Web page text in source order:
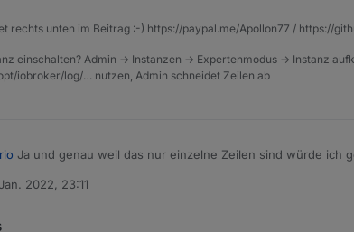
rechts unten im Beitrag :-) https://paypal.me/Apollon77 / https://
einschalten? Admin -> Instanzen -> Expertenmodus -> Instanz
iobroker/log/… nutzen, Admin schneidet Zeilen ab
Ja und genau weil das nur einzelne Zeilen sind würde ich
es immer wenn einzelne Logzeilen aus dem
Ausgaben bitte (Das gehen wohl eher an den
2022, 23:11